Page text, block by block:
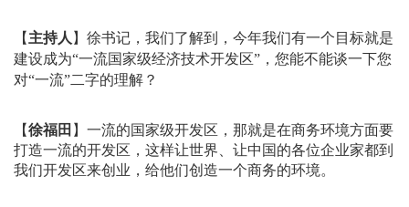
【主持人】 徐书记，我们了解到，今年我们有一个目标就是
建设成为“一流国家级经济技术开发区”，您能不能谈一下您
对“一流”二字的理解？
【徐福田】一流的国家级开发区，那就是在商务环境方面要
打造一流的开发区，这样让世界、让中国的各位企业家都到
我们开发区来创业，给他们创造一个商务的环境。